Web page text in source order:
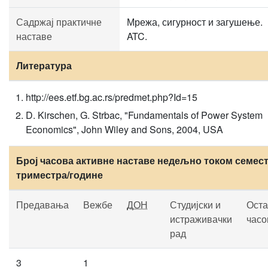
Садржај практичне
наставе
Мрежа, сигурност и загушење.
ATC.
Литература
http://ees.etf.bg.ac.rs/predmet.php?Id=15
D. Kirschen, G. Strbac, "Fundamentals of Power System
Economics", John Wiley and Sons, 2004, USA
Број часова активне наставе недељно током
триместра/године
Предавања Вежбе ДОН
Студијски и
истраживачки
рад
3 1